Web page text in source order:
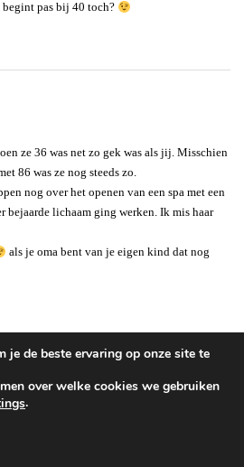
pas bij 40 toch?
ze 36 was net zo gek was als jij. Misschien
86 was ze nog steeds zo.
nog over het openen van een spa met een
bejaarde lichaam ging werken. Ik mis haar
als je oma bent van je eigen kind dat nog
je de beste ervaring op onze site te
over welke cookies we gebruiken
.